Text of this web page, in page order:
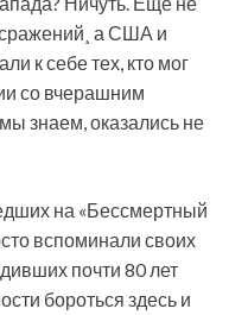
а США и
к себе тех, кто мог
со вчерашним
знаем, оказались не
на «Бессмертный
вспоминали своих
почти 80 лет
бороться здесь и